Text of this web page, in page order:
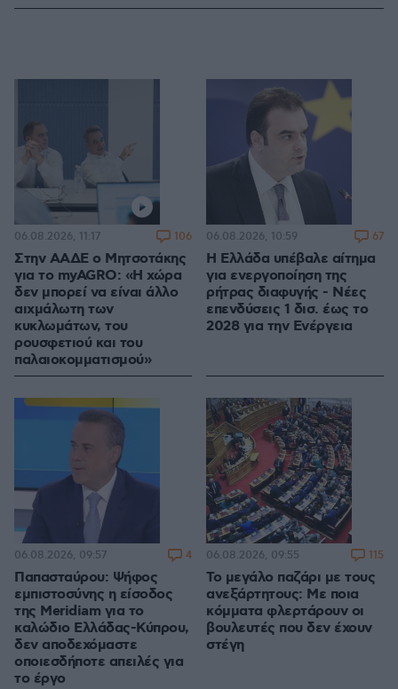
Στην ΑΑΔΕ ο Μητσοτάκης
για το myAGRO: «Η χώρα
δεν μπορεί να είναι άλλο
αιχμάλωτη των
κυκλωμάτων, του
ρουσφετιού και του
παλαιοκομματισμού»
06.08.2026, 11:17 106
Η Ελλάδα υπέβαλε αίτημα
για ενεργοποίηση της
ρήτρας διαφυγής - Νέες
επενδύσεις 1 δισ. έως το
2028 για την Ενέργεια
06.08.2026, 10:59 67
Παπασταύρου: Ψήφος
εμπιστοσύνης η είσοδος
της Meridiam για το
καλώδιο Ελλάδας-Κύπρου,
δεν αποδεχόμαστε
οποιεσδήποτε απειλές για
το έργο
06.08.2026, 09:57 4
Το μεγάλο παζάρι με τους
ανεξάρτητους: Με ποια
κόμματα φλερτάρουν οι
βουλευτές που δεν έχουν
στέγη
06.08.2026, 09:55 115